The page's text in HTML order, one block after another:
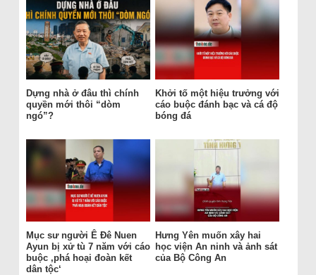
Dựng nhà ở đâu thì chính
quyền mới thôi “dòm
ngó”?
Khởi tố một hiệu trưởng với
cáo buộc đánh bạc và cá độ
bóng đá
Mục sư người Ê Đê Nuen
Ayun bị xử tù 7 năm với cáo
buộc ‚phá hoại đoàn kết
dân tộc‘
Hưng Yên muốn xây hai
học viện An ninh và ảnh sát
của Bộ Công An